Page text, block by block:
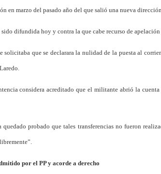
en marzo del pasado año del que salió una nueva dirección.
difundida hoy y contra la que cabe recurso de
solicitaba que se declarara la nulidad de la puesta al
considera acreditado que el militante abrió la
quedado probado que tales transferencias no fueron
por el PP y acorde a derecho